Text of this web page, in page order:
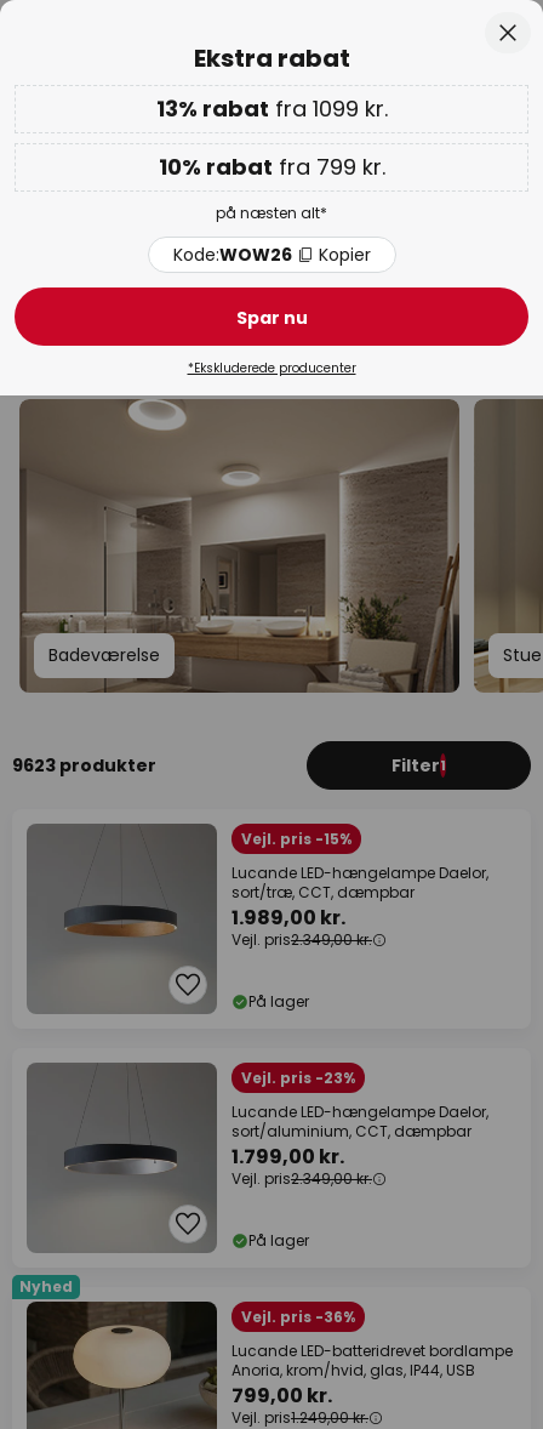
Kun
01D 14T 01M 49S
Ekstra rabat: 10% fra 799 kr. | 13% fra 1099 kr.på næsten
alt
Kode:WOW26 Kopier
WOW ugen:op til 70%
Design indendørsbelysning
Væglamper
Badeværelse Stue
9623 produkter Filter1
Vejl. pris -15%
Lucande LED-hængelampe Daelor,
sort/træ, CCT, dæmpbar
1.989,00 kr.
Vejl. pris2.349,00 kr.
På lager
Vejl. pris -23%
Lucande LED-hængelampe Daelor,
sort/aluminium, CCT, dæmpbar
1.799,00 kr.
Vejl. pris2.349,00 kr.
På lager
Nyhed
Vejl. pris -36%
Lucande LED-batteridrevet bordlampe
Anoria, krom/hvid, glas, IP44, USB
799,00 kr.
Vejl. pris1.249,00 kr.
Luk
Ekstra rabat
13% rabat fra 1099 kr.
10% rabat fra 799 kr.
på næsten alt*
Kode:WOW26 Kopier
Spar nu
*Ekskluderede producenter